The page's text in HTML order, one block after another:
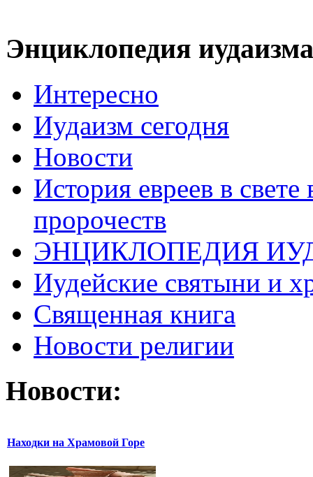
Энциклопедия иудаизма
Интересно
Иудаизм сегодня
Новости
История евреев в
пророчеств
ЭНЦИКЛОПЕДИЯ
Иудейские святыни и
Священная книга
Новости религии
Новости:
Находки на Храмовой Горе